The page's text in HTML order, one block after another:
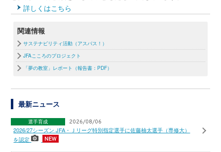
詳しくはこちら
関連情報
サステナビリティ活動（アスパス！）
JFAこころのプロジェクト
「夢の教室」レポート（報告書：PDF）
最新ニュース
選手育成 2026/08/06
2026/27シーズン JFA・Ｊリーグ特別指定選手に佐藤柚太選手（専修大）
を認定